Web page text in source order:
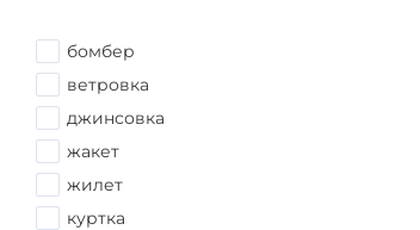
54-56
56
56-58
58
58-60
60
бомбер
ветровка
джинсовка
жакет
жилет
куртка